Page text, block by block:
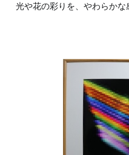
光や花の彩りを、やわらか